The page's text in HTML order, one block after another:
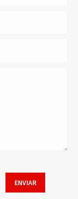
ENVIAR